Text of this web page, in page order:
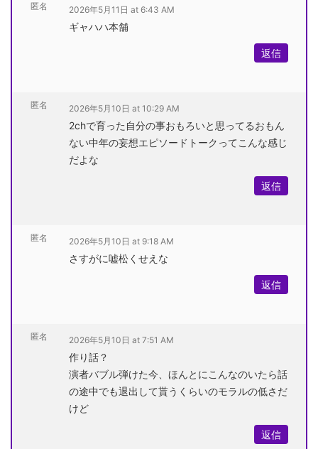
匿名 2026年5月11日 at 6:43 AM
ギャハハ本舗
返信
匿名 2026年5月10日 at 10:29 AM
2chで育った自分の事おもろいと思ってるおもん
ない中年の妄想エピソードトークってこんな感じ
だよな
返信
匿名 2026年5月10日 at 9:18 AM
さすがに嘘松くせえな
返信
匿名 2026年5月10日 at 7:51 AM
作り話？
演者バブル弾けた今、ほんとにこんなのいたら話
の途中でも退出して貰うくらいのモラルの低さだ
けど
返信